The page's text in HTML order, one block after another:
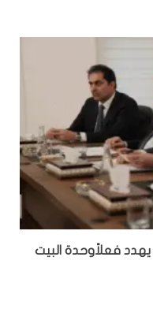
يهدد فعلاًوحدة البيت